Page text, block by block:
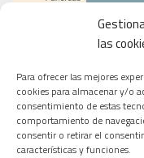
las
Para ofrecer las mejores
cookies para almacenar y/o
consentimiento de estas
comportamiento de
consentir o retirar el
características y funciones.